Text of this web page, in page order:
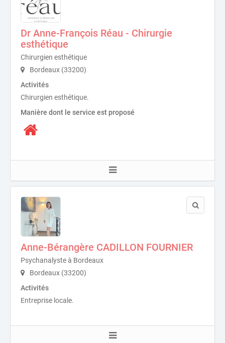
Dr Anne-François Réau - Chirurgie
esthétique
Chirurgien esthétique
Bordeaux (33200)
Activités
Chirurgien esthétique.
Manière dont le service est proposé
Anne-Bérangère CADILLON FOURNIER
Psychanalyste à Bordeaux
Bordeaux (33200)
Activités
Entreprise locale.